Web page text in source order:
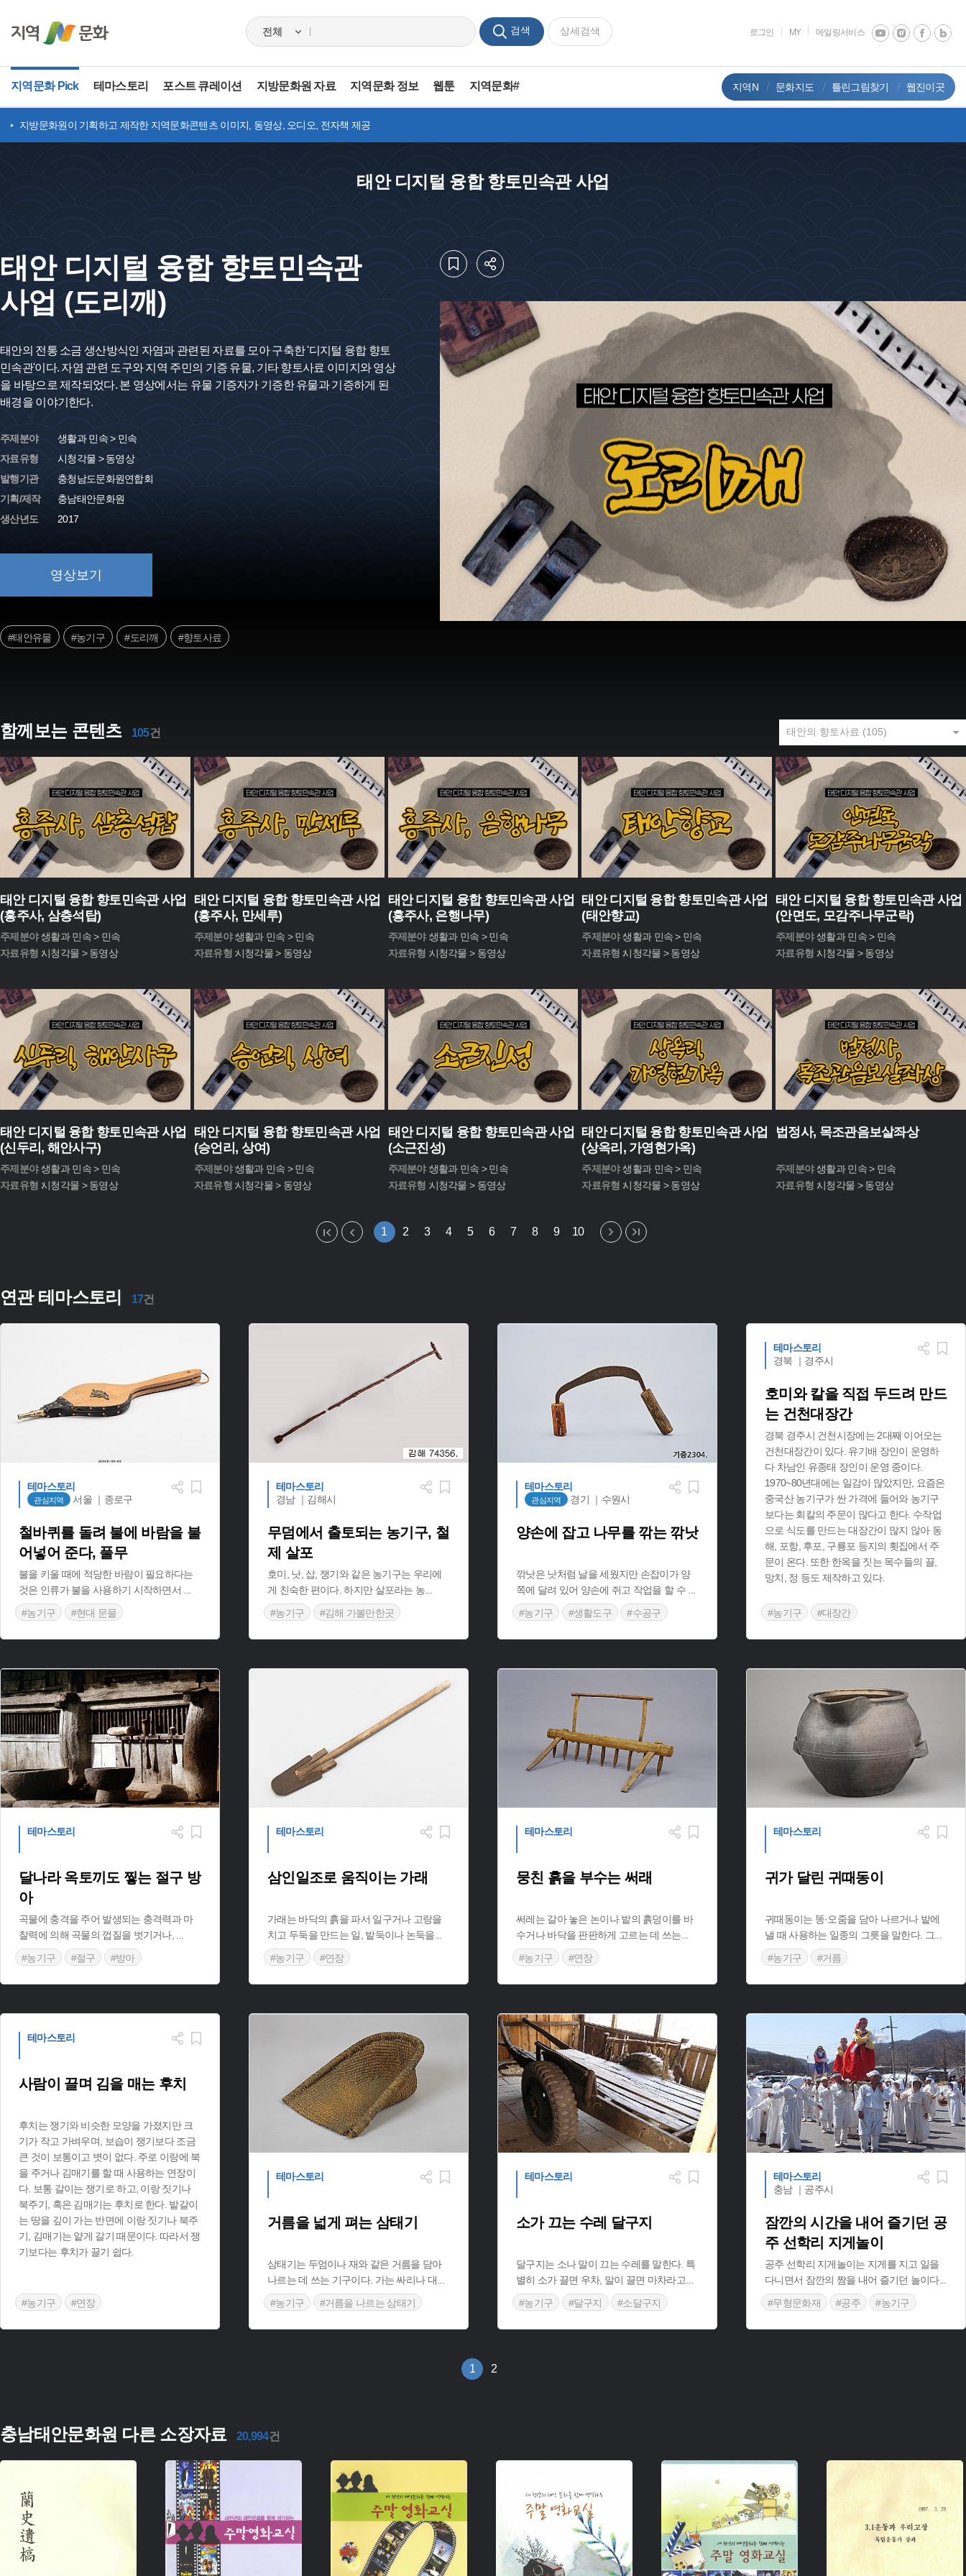
검색 상세검색 로그인 MY 메일링서비스
지역문화 Pick 테마스토리 포스트 큐레이션 지방문화원 자료 지역문화 정보 웹툰 지역문화# 지역N 문화지도 틀린그림찾기 웹진이곳
지방문화원이 기획하고 제작한 지역문화콘텐츠 이미지, 동영상, 오디오, 전자책 제공
태안 디지털 융합 향토민속관 사업
태안 디지털 융합 향토민속관
사업 (도리깨)
태안의 전통 소금 생산방식인 자염과 관련된 자료를 모아 구축한 '디지털 융합 향토
민속관'이다. 자염 관련 도구와 지역 주민의 기증 유물, 기타 향토사료 이미지와 영상
을 바탕으로 제작되었다. 본 영상에서는 유물 기증자가 기증한 유물과 기증하게 된
배경을 이야기한다.
주제분야
생활과 민속 > 민속
자료유형
시청각물 > 동영상
발행기관
충청남도문화원연합회
기획/제작
충남태안문화원
생산년도
2017
영상보기
#태안유물 #농기구 #도리깨 #향토사료
함께보는 콘텐츠 105건
태안 디지털 융합 향토민속관 사업
(흥주사, 삼층석탑)
주제분야 :생활과 민속 > 민속
자료유형 :시청각물 > 동영상
태안 디지털 융합 향토민속관 사업
(흥주사, 만세루)
주제분야 :생활과 민속 > 민속
자료유형 :시청각물 > 동영상
태안 디지털 융합 향토민속관 사업
(흥주사, 은행나무)
주제분야 :생활과 민속 > 민속
자료유형 :시청각물 > 동영상
태안 디지털 융합 향토민속관 사업
(태안향교)
주제분야 :생활과 민속 > 민속
자료유형 :시청각물 > 동영상
태안 디지털 융합 향토민속관 사업
(안면도, 모감주나무군락)
주제분야 :생활과 민속 > 민속
자료유형 :시청각물 > 동영상
태안 디지털 융합 향토민속관 사업
(신두리, 해안사구)
주제분야 :생활과 민속 > 민속
자료유형 :시청각물 > 동영상
태안 디지털 융합 향토민속관 사업
(승언리, 상여)
주제분야 :생활과 민속 > 민속
자료유형 :시청각물 > 동영상
태안 디지털 융합 향토민속관 사업
(소근진성)
주제분야 :생활과 민속 > 민속
자료유형 :시청각물 > 동영상
태안 디지털 융합 향토민속관 사업
(상옥리, 가영현가옥)
주제분야 :생활과 민속 > 민속
자료유형 :시청각물 > 동영상
법정사, 목조관음보살좌상
주제분야 :생활과 민속 > 민속
자료유형 :시청각물 > 동영상
1 2 3 4 5 6 7 8 9 10
연관 테마스토리 17건
테마스토리
관심지역 서울 ｜종로구
철바퀴를 돌려 불에 바람을 불
어넣어 준다, 풀무
불을 키울 때에 적당한 바람이 필요하다는
것은 인류가 불을 사용하기 시작하면서
#농기구
#현대 문물
테마스토리
경남 ｜김해시
무덤에서 출토되는 농기구, 철
제 살포
호미, 낫, 삽, 쟁기와 같은 농기구는 우리에
게 친숙한 편이다. 하지만 살포라는 농
#농기구
#김해 가볼만한곳
테마스토리
관심지역 경기 ｜수원시
양손에 잡고 나무를 깎는 깎낫
깎낫은 낫처럼 날을 세웠지만 손잡이가 양
쪽에 달려 있어 양손에 쥐고 작업을 할 수
#농기구
#생활도구 #수공구
테마스토리
경북 ｜경주시
호미와 칼을 직접 두드려 만드
는 건천대장간
경북 경주시 건천시장에는 2대째 이어오는
건천대장간이 있다. 유기배 장인이 운영하
다 차남인 유종태 장인이 운영 중이다.
1970~80년대에는 일감이 많았지만, 요즘은
중국산 농기구가 싼 가격에 들어와 농기구
보다는 회칼의 주문이 많다고 한다. 수작업
으로 식도를 만드는 대장간이 많지 않아 동
해, 포항, 후포, 구룡포 등지의 횟집에서 주
문이 온다. 또한 한옥을 짓는 목수들의 끌,
망치, 정 등도 제작하고 있다.
#농기구 #대장간
테마스토리
달나라 옥토끼도 찧는 절구 방
아
곡물에 충격을 주어 발생되는 충격력과 마
찰력에 의해 곡물의 껍질을 벗기거나,
#농기구
#절구 #방아
테마스토리
삼인일조로 움직이는 가래
가래는 바닥의 흙을 파서 일구거나 고랑을
치고 두둑을 만드는 일, 밭둑이나 논둑을
#농기구
#연장
테마스토리
뭉친 흙을 부수는 써래
써레는 갈아 놓은 논이나 밭의 흙덩이를 바
수거나 바닥을 판판하게 고르는 데 쓰는
#농기구
#연장
테마스토리
귀가 달린 귀때동이
귀때동이는 똥·오줌을 담아 나르거나 밭에
낼 때 사용하는 일종의 그릇을 말한다. 그
#농기구
#거름
테마스토리
사람이 끌며 김을 매는 후치
후치는 쟁기와 비슷한 모양을 가졌지만 크
기가 작고 가벼우며, 보습이 쟁기보다 조금
큰 것이 보통이고 볏이 없다. 주로 이랑에 북
을 주거나 김매기를 할 때 사용하는 연장이
다. 보통 갈이는 쟁기로 하고, 이랑 짓기나
북주기, 혹은 김매기는 후치로 한다. 밭갈이
는 땅을 깊이 가는 반면에 이랑 짓기나 북주
기, 김매기는 얕게 갈기 때문이다. 따라서 쟁
기보다는 후치가 끌기 쉽다.
#농기구 #연장
테마스토리
거름을 넓게 펴는 삼태기
삼태기는 두엄이나 재와 같은 거름을 담아
나르는 데 쓰는 기구이다. 가는 싸리나 대
#농기구
#거름을 나르는 삼태기
테마스토리
소가 끄는 수레 달구지
달구지는 소나 말이 끄는 수레를 말한다. 특
별히 소가 끌면 우차, 말이 끌면 마차라고
#농기구
#달구지
#소달구지
테마스토리
충남 ｜공주시
잠깐의 시간을 내어 즐기던 공
주 선학리 지게놀이
공주 선학리 지게놀이는 지게를 지고 일을
다니면서 잠깐의 짬을 내어 즐기던 놀이다...
#무형문화재
#공주
#농기구
1 2
충남태안문화원 다른 소장자료 20,994건
유형 :
생산 :
소장 :
주제 :
유형 :
생산 :
소장 :
유형 :
소장 :
주제 :
소장 :
주제 :
유형 :
생산 :
소장 :